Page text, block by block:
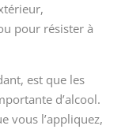
pour résister à
est que les
d’alcool.
vous l’appliquez,